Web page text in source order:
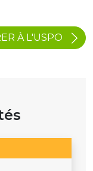
À L'USPO